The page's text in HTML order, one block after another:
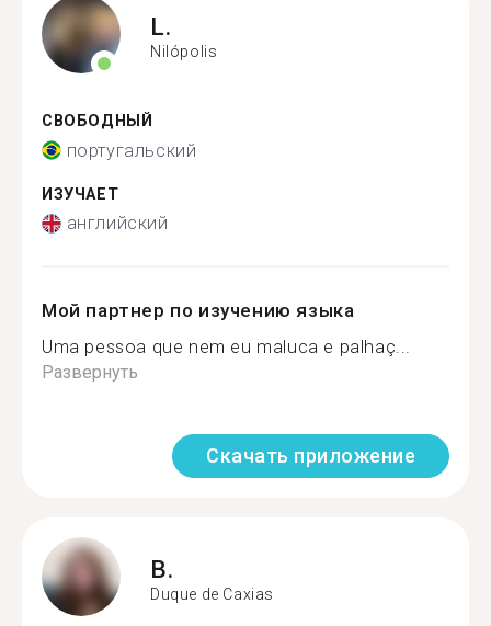
L.
Nilópolis
СВОБОДНЫЙ
португальский
ИЗУЧАЕТ
английский
Мой партнер по изучению языка
Uma pessoa que nem eu maluca e palhaç...
Развернуть
Скачать приложение
B.
Duque de Caxias